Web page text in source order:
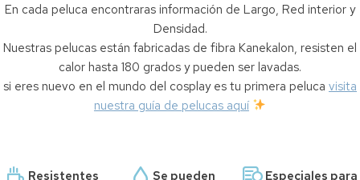
En cada peluca encontraras información de Largo, Red interior y
Densidad.
Nuestras pelucas están fabricadas de fibra Kanekalon, resisten el
calor hasta 180 grados y pueden ser lavadas.
si eres nuevo en el mundo del cosplay es tu primera peluca visita
nuestra guía de pelucas aquí
Resistentes Se pueden Especiales para